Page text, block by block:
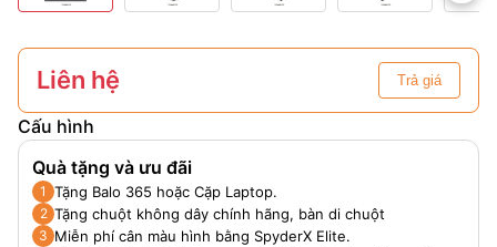
Liên hệ Trả giá
Cấu hình
Quà tặng và ưu đãi
1 Tặng Balo 365 hoặc Cặp Laptop.
2 Tặng chuột không dây chính hãng, bàn di chuột
3 Miễn phí cân màu hình bằng SpyderX Elite.